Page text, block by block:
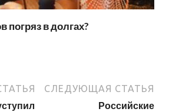
погряз в долгах?
СЛЕДУЮЩАЯ СТАТЬЯ
Российские